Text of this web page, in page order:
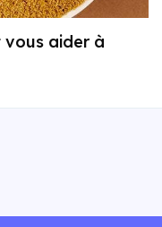
vous aider à